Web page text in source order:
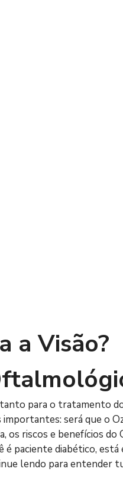
a Visão?
para o tratamento
será que o
os riscos e benefícios do
é paciente diabético,
lendo para entender